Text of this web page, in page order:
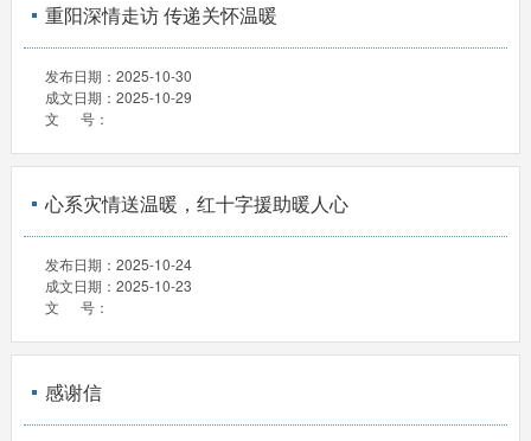
重阳深情走访 传递关怀温暖
发布日期： 2025-10-30
成文日期： 2025-10-29
文 号：
心系灾情送温暖，红十字援助暖人心
发布日期： 2025-10-24
成文日期： 2025-10-23
文 号：
感谢信